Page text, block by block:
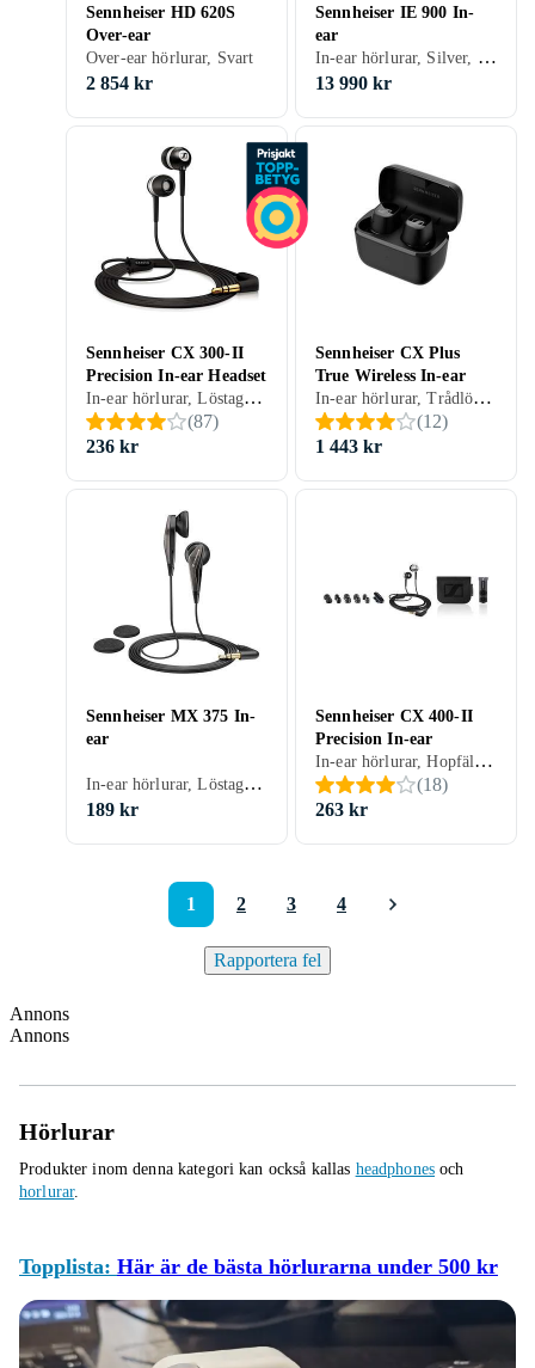
Sennheiser HD 620S
Over-ear
Over-ear hörlurar, Svart
2 854 kr
Sennheiser IE 900 In-
ear
In-ear hörlurar, Silver, Grå
13 990 kr
Sennheiser CX 300-II
Precision In-ear Headset
In-ear hörlurar, Löstagbar kabel, Hopfällbar, Knappar/styrning anpassat för iPhone, Svart, Vit, Silver, Grå, Röd, Guld, Rosa
(87)
236 kr
Sennheiser CX Plus
True Wireless In-ear
In-ear hörlurar, Trådlös, Aktiv brusreducering (ANC), True Wireless, Vattentät, Svart, Vit, Grå
(12)
1 443 kr
Sennheiser MX 375 In-
ear
In-ear hörlurar, Löstagbar kabel, Knappar/styrning anpassat för iPhone, Svart, Grå, Blå, Röd, Orange, Träning
189 kr
Sennheiser CX 400-II
Precision In-ear
In-ear hörlurar, Hopfällbar, Knappar/styrning anpassat för iPhone, Svart, Vit, Blå, Grön, Träning
(18)
263 kr
1 2 3 4
Rapportera fel
Annons
Annons
Hörlurar
Produkter inom denna kategori kan också kallas headphones och
horlurar.
Topplista: Här är de bästa hörlurarna under 500 kr